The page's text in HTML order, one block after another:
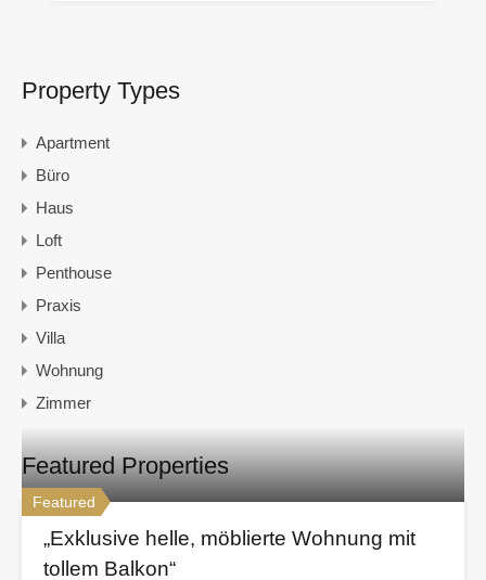
Property Types
Apartment
Büro
Haus
Loft
Penthouse
Praxis
Villa
Wohnung
Zimmer
Featured Properties
Featured
„Exklusive helle, möblierte Wohnung mit
tollem Balkon“